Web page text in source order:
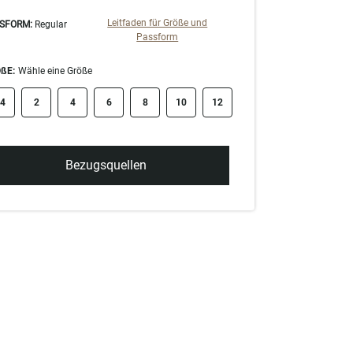
Regular
Leitfaden für Größe und
Passform
Wähle eine Größe
swatch
2 4 6 8 10 12
Bezugsquellen